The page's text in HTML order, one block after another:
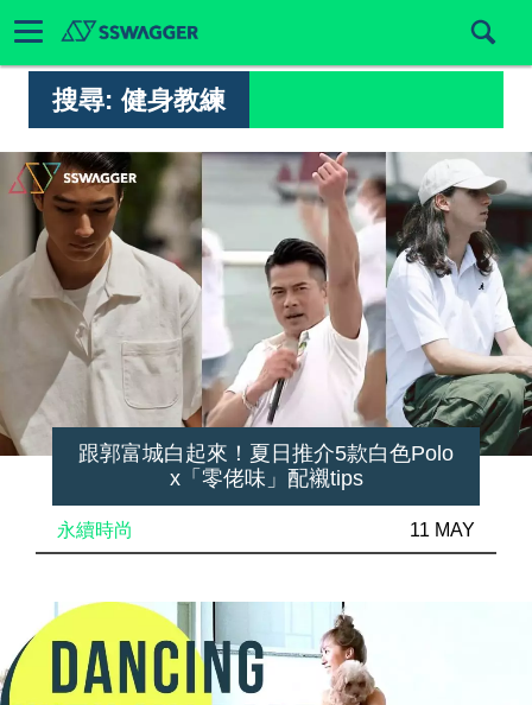
搜尋: 健身教練
跟郭富城白起來！夏日推介5款白色Polo
x「零佬味」配襯tips
永續時尚 11 MAY